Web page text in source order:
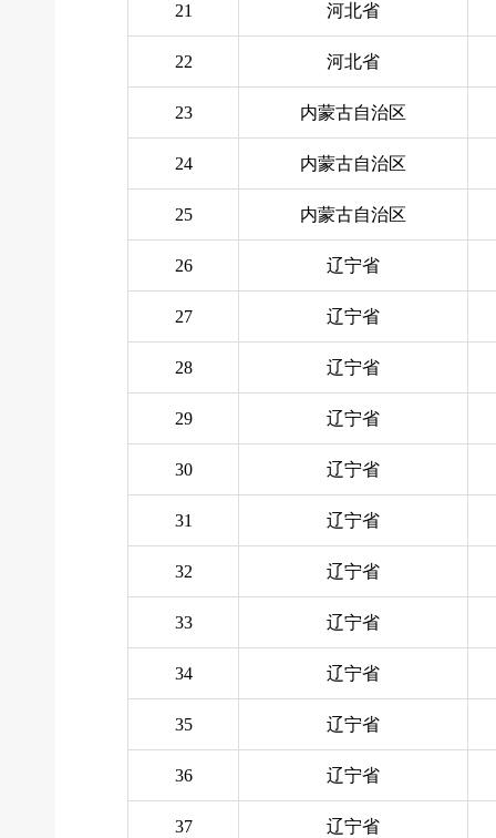
21 河北省
22 河北省
23 内蒙古自治区
24 内蒙古自治区
25 内蒙古自治区
26 辽宁省
27 辽宁省
28 辽宁省
29 辽宁省
30 辽宁省
31 辽宁省
32 辽宁省
33 辽宁省
34 辽宁省
35 辽宁省
36 辽宁省
37 辽宁省